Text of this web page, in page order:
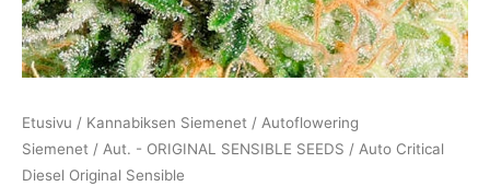
Etusivu / Kannabiksen Siemenet / Autoflowering
Siemenet / Aut. - ORIGINAL SENSIBLE SEEDS / Auto Critical
Diesel Original Sensible